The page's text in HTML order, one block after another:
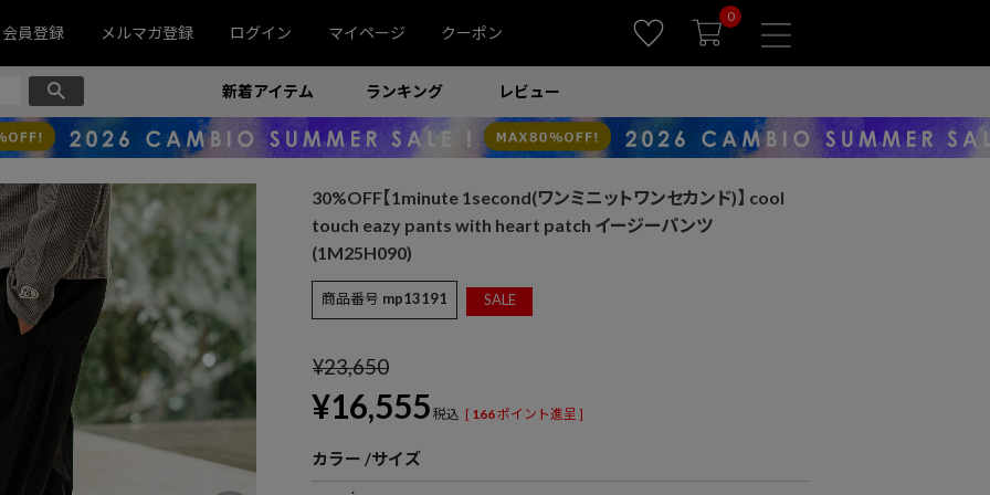
会員登録 メルマガ登録 ログイン マイページ クーポン
0
新着アイテム ランキング レビュー
30%OFF【1minute 1second(ワンミニットワンセカンド)】 cool
touch eazy pants with heart patch イージーパンツ
(1M25H090)
商品番号 mp13191 SALE
¥23,650
¥16,555 税込 [ 166ポイント進呈 ]
カラー サイズ